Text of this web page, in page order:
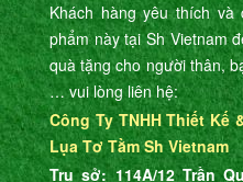
Khách hàng yêu thích
phẩm này tại Sh Vietnam
quà tặng cho người thân,
… vui lòng liên hệ:
Công Ty TNHH Thiết Kế
Lụa Tơ Tằm Sh Vietnam
Trụ sở: 114A/12 Trần